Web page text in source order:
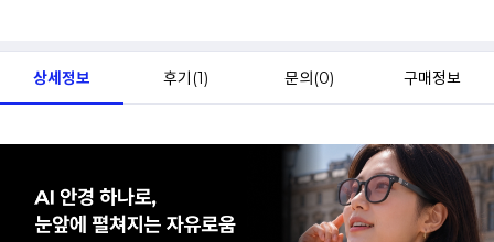
상세정보 후기(1) 문의(0) 구매정보